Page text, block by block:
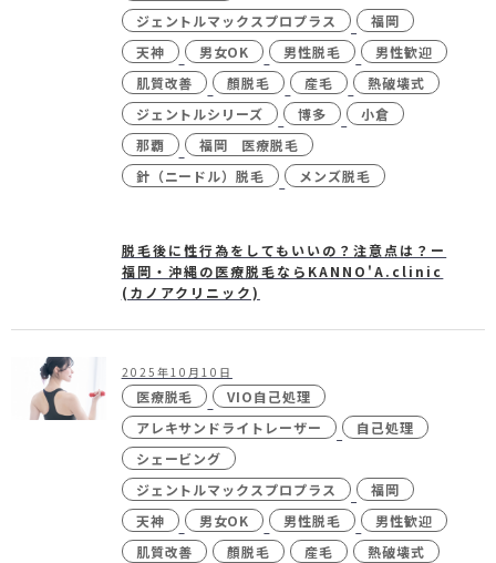
ジェントルマックスプロプラス
福岡
天神
男女OK 男性脱毛
男性歓迎
肌質改善
顏脱毛 産毛
熱破壊式
ジェントルシリーズ
博多
小倉
那覇
福岡 医療脱毛
針（ニードル）脱毛
メンズ脱毛
脱毛後に性行為をしてもいいの？注意点は？ー
福岡・沖縄の医療脱毛ならKANNO'A.clinic
(カノアクリニック)
2025年10月10日
医療脱毛
VIO自己処理
アレキサンドライトレーザー
自己処理
シェービング
ジェントルマックスプロプラス
福岡
天神
男女OK 男性脱毛
男性歓迎
肌質改善
顏脱毛 産毛
熱破壊式